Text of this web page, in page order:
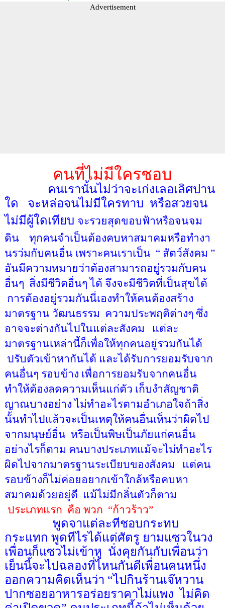
Advertisement
คนที่ไม่มีใครชอบ
คนเรานั้นไม่ว่าจะเก่งเลอเลิศปาน
ใด
จะหล่อจนไม่มีใครทาบ หรือสวยจน
ไม่มีผู้ใดเทียบ จะรวยสุดขอบฟ้าหรือจนจม
ดิน
ทุกคนจำเป็นต้องคบหาสมาคมหรือทำงา
นรว่มกับคนอื่น เพราะคนเราเป็น “ สัตว์สังคม ”
อันมีความหมายว่าต้องสามารถอยู่รวมกับคน
อื่นๆ สิ่งมีชีวิตอื่นๆ ได้ จึงจะมีชีวิตที่เป็นสุขได้
การต้องอยู่รวมกันนี่เองทำให้คนต้องสร้าง
มาตรฐาน วัฒนธรรม ความประพฤติต่างๆ ซึ่ง
อาจจะต่างกันไปในแต่ละสังคม
แต่ละ
มาตรฐานเหล่านี้ก็เพื่อให้ทุกคนอยู่รวมกันได้
ปรับตัวเข้าหากันได้ และได้รับการยอมรับจาก
คนอื่นๆ รอบข้าง เพื่อการยอมรับจากคนอื่น
ทำให้ต้องลดความเห็นแก่ตัว เก็บงำสัญชาติ
ญาณบางอย่าง ไม่ทำอะไรตามอำเภอใจถ้าสิ่ง
นั้นทำไปแล้วจะเป็นเหตุให้คนอื่นเห็นว่าผิดไป
จากมนุษย์อื่น หรือเป็นพิษเป็นภัยแก่คนอื่น
อย่างไรก็ตาม คนบางประเภทแม้จะไม่ทำอะไร
ผิดไปจากมาตรฐานระเบียบของสังคม
แต่คน
รอบข้างก็ไม่ค่อยอยากเข้าใกล้หรือคบหา
สมาคมด้วยอยู่ดี แม้ไม่มีกลิ่นตัวก็ตาม
ประเภทแรก คือ พวก “ก้าวร้าว”
พูดจาแต่ละทีชอบกระทบ
กระแทก พูดทีไรได้แต่ศัตรู ยามแซวในวง
เพื่อนก็แซวไม่เข้าหู นั่งคุยกันกับเพื่อนว่า
เย็นนี้จะไปฉลองที่ไหนกันดีเพื่อนคนหนึ่ง
ออกความคิดเห็นว่า “ไปกินร้านเจ๊หวาน
ปากซอยอาหารอร่อยราคาไม่แพง ไม่คิด